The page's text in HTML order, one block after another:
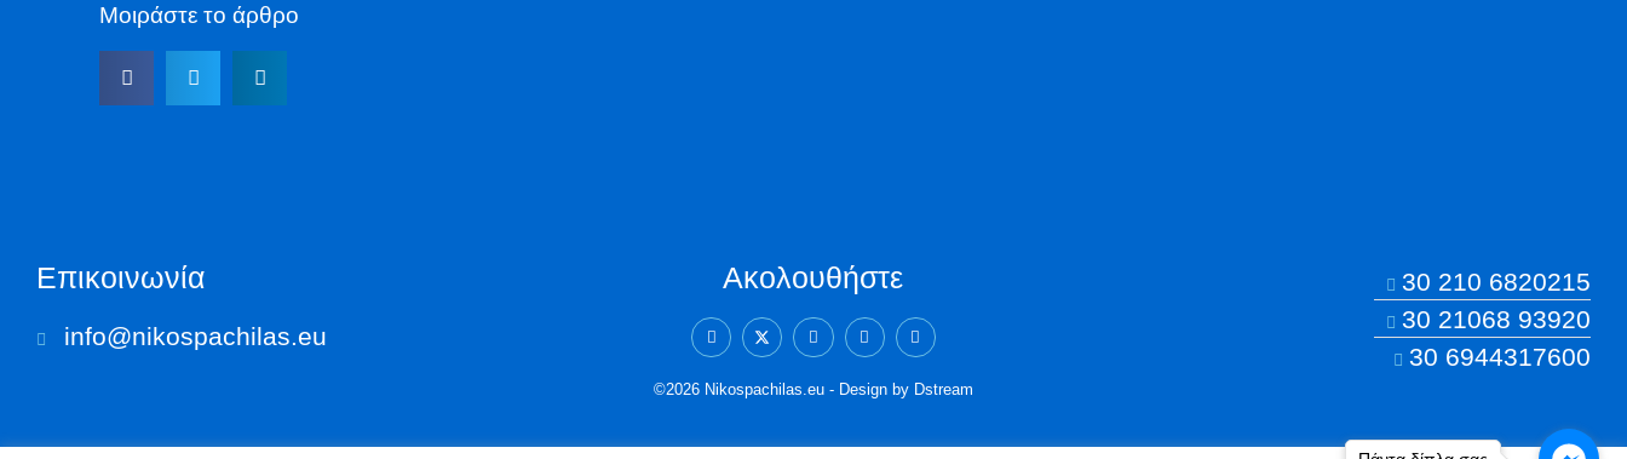
Μοιράστε το άρθρο
Επικοινωνία
info@nikospachilas.eu​
Ακολουθήστε
©2026 Nikospachilas.eu - Design by Dstream
30 210 6820215
30 21068 93920
30 6944317600